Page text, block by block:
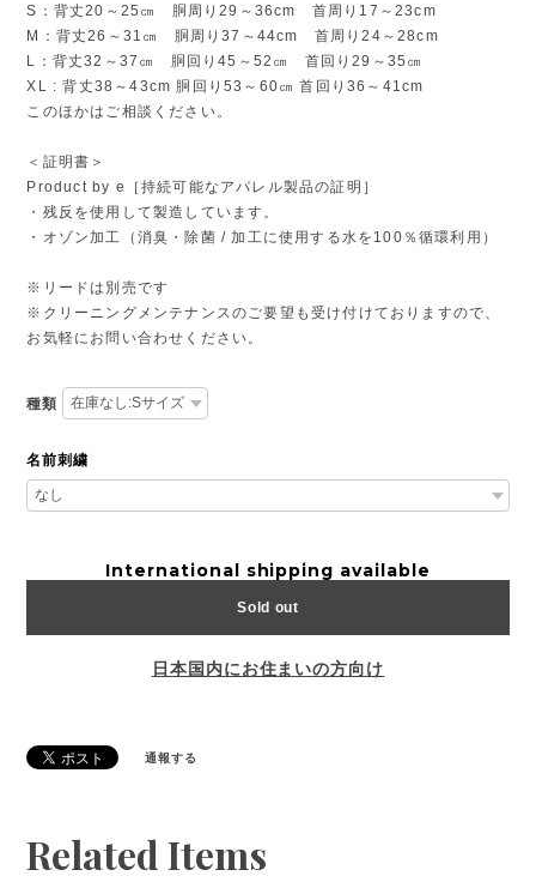
S：背丈20～25㎝ 胴周り29～36cm 首周り17～23cm
M：背丈26～31㎝ 胴周り37～44cm 首周り24～28cm
L：背丈32～37㎝ 胴回り45～52㎝ 首回り29～35㎝
XL : 背丈38～43cm 胴回り53～60㎝ 首回り36～41cm
このほかはご相談ください。
＜証明書＞
Product by e［持続可能なアパレル製品の証明］
・残反を使用して製造しています。
・オゾン加工（消臭・除菌 / 加工に使用する水を100％循環利用）
※リードは別売です
※クリーニングメンテナンスのご要望も受け付けておりますので、
お気軽にお問い合わせください。
種類
名前刺繍
International shipping available
Sold out
日本国内にお住まいの方向け
通報する
Related Items